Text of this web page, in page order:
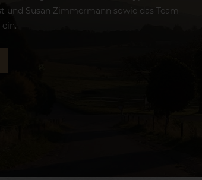
und Susan Zimmermann sowie das Team